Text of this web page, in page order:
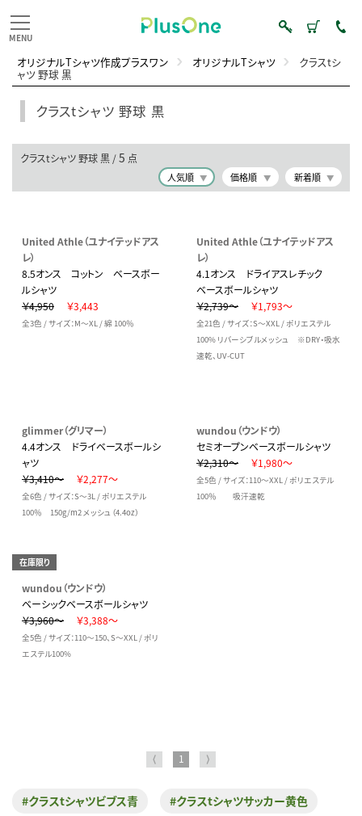
オリジナルTシャツ作成プラスワン オリジナルTシャツ クラスtシ
ャツ 野球 黒
クラスtシャツ 野球 黒
クラスtシャツ 野球 黒 /5 点
人気順 価格順 新着順
United Athle（ユナイテッドアス
レ）
8.5オンス コットン ベースボー
ルシャツ
￥4,950
￥3,443
全3色 / サイズ：M～XL / 綿 100％
United Athle（ユナイテッドアス
レ）
4.1オンス ドライアスレチック
ベースボールシャツ
￥2,739～
￥1,793～
全21色 / サイズ：S～XXL / ポリエステル
100% リバーシブルメッシュ ※DRY・吸水
速乾、UV-CUT
glimmer（グリマー）
4.4オンス ドライベースボールシ
ャツ
￥3,410～
￥2,277～
全6色 / サイズ：S～3L / ポリエステル
100％ 150g/m2 メッシュ（4.4oz）
wundou（ウンドウ）
セミオープンベースボールシャツ
￥2,310～
￥1,980～
全5色 / サイズ：110～XXL / ポリエステル
100％ 吸汗速乾
在庫限り
wundou（ウンドウ）
ベーシックベースボールシャツ
￥3,960～
￥3,388～
全5色 / サイズ：110～150、S～XXL / ポリ
エステル100%
⟨ 1 ⟩
#クラスtシャツビブス青 #クラスtシャツサッカー黄色